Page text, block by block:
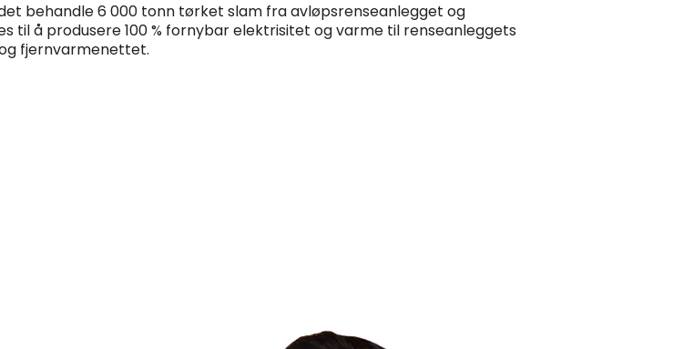
behandle 6 000 tonn tørket slam fra avløpsrenseanlegget og
til å produsere 100 % fornybar elektrisitet og varme til renseanleggets
fjernvarmenettet.